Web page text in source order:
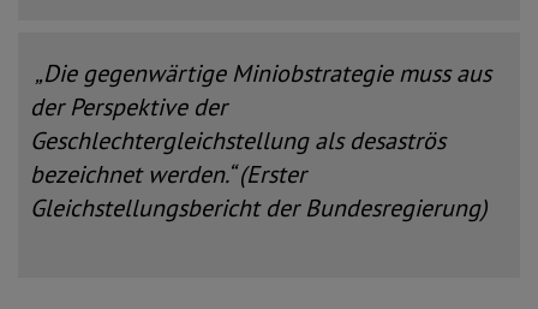
„Die gegenwärtige Miniobstrategie muss aus
der Perspektive der
Geschlechtergleichstellung als desaströs
bezeichnet werden.“ (Erster
Gleichstellungsbericht der Bundesregierung)